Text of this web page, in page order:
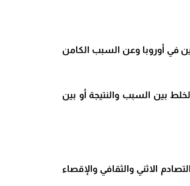
في أوروبا وعن السبب الكامن
بين السبب والنتيجة أو بين
الاثني والثقافي والإقصاء